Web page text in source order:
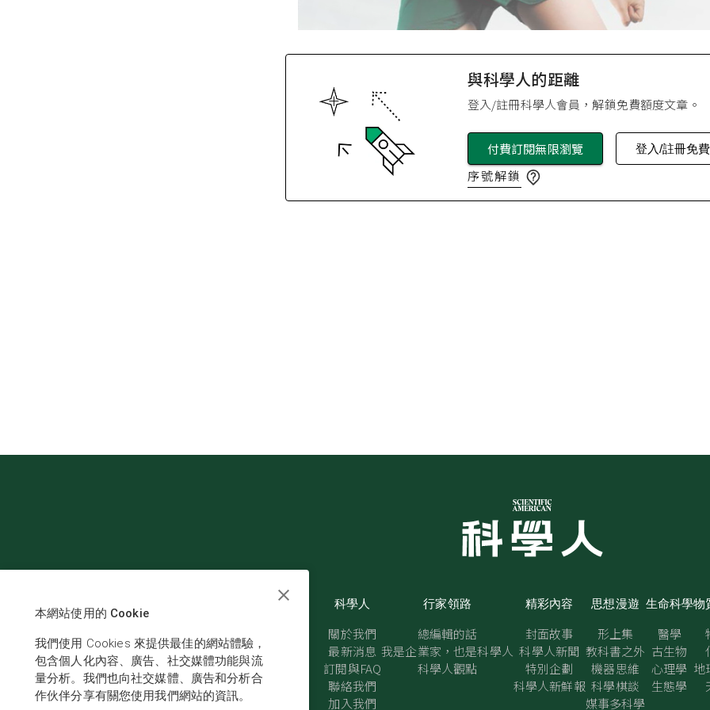
與科學人的距離
登入/註冊科學人會員，解鎖免費額度文章。
付費訂閱無限瀏覽 登入/註冊免
序號解鎖
科學人
關於我們
最新消息
訂閱與FAQ
聯絡我們
加入我們
行家領路
總編輯的話
我是企業家，也是科學人
科學人觀點
精彩內容
封面故事
科學人新聞
特別企劃
科學人新鮮報
思想漫遊
形上集
教科書之外
機器思維
科學棋談
媒事多科學
生命科學
醫學
古生物
心理學
生態學
物
地
本網站使用的 Cookie
我們使用 Cookies 來提供最佳的網站體驗，
包含個人化內容、廣告、社交媒體功能與流
量分析。我們也向社交媒體、廣告和分析合
作伙伴分享有關您使用我們網站的資訊。